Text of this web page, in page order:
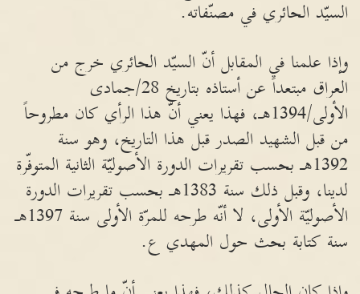
السيّد الحائري في مصنّفاته.
وإذا علمنا في المقابل أنّ السيّد الحائري خرج من
العراق مبتعداً عن أستاذه بتاريخ 28/جمادى
الأولى/1394هـ، فهذا يعني أنّ هذا الرأي كان مطروحاً
من قبل الشهيد الصدر قبل هذا التاريخ، وهو سنة
1392هـ بحسب تقريرات الدورة الأصوليّة الثانية المتوفّرة
لدينا، وقبل ذلك سنة 1383هـ بحسب تقريرات الدورة
الأصوليّة الأولى، لا أنّه طرحه للمرّة الأولى سنة 1397هـ
سنة كتابة بحث حول المهدي ع.